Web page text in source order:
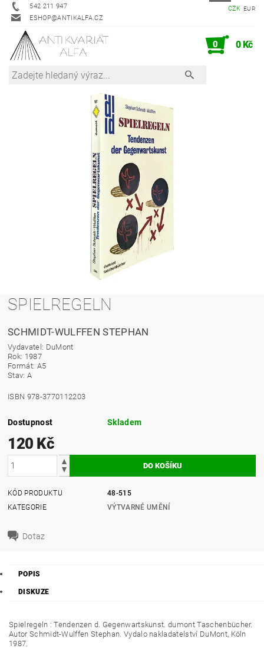
542 211 947
ESHOP@ANTIKALFA.CZ
CZK EUR
0 0 Kč
SPIELREGELN
SCHMIDT-WULFFEN STEPHAN
Vydavatel: DuMont
Rok: 1987
Formát: A5
Stav: A
ISBN 978-3770112203
Dostupnost Skladem
120 Kč
KÓD PRODUKTU
48-515
KATEGORIE
VÝTVARNÉ UMĚNÍ
Dotaz
POPIS
DISKUZE
Spielregeln : Tendenzen d. Gegenwartskunst. dumont Taschenbücher.
Autor Schmidt-Wulffen Stephan. Vydalo nakladatelství DuMont, Köln
1987.